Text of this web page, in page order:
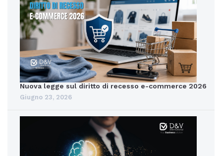
Nuova legge sul diritto di recesso e-commerce 2026
Giugno 23, 2026